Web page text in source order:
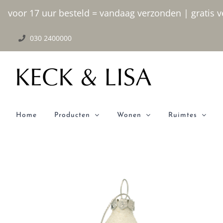
voor 17 uur besteld = vandaag verzonden |
inhoud
030 2400000
Home Producten Wonen Ruimtes